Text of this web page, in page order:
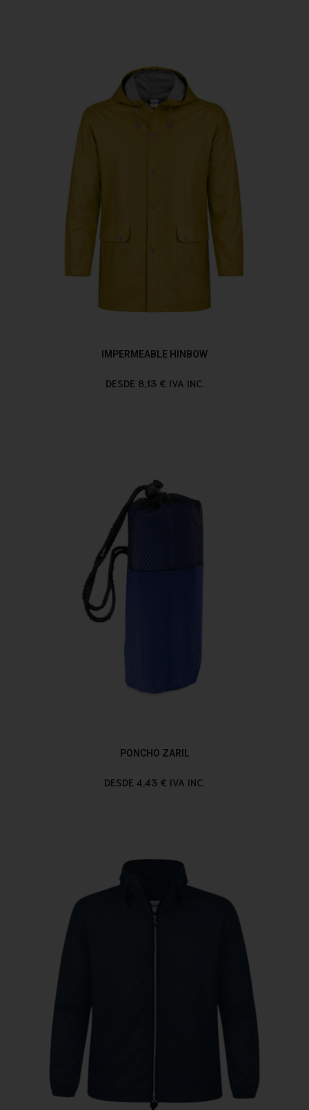
IMPERMEABLE HINBOW
DESDE 8,13 € IVA INC.
PONCHO ZARIL
DESDE 4,43 € IVA INC.